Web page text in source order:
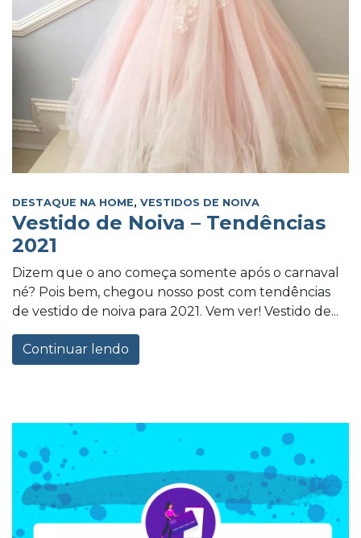
DESTAQUE NA HOME, VESTIDOS DE NOIVA
Vestido de Noiva – Tendências
2021
Dizem que o ano começa somente após o carnaval
né? Pois bem, chegou nosso post com tendências
de vestido de noiva para 2021. Vem ver! Vestido de...
Continuar lendo